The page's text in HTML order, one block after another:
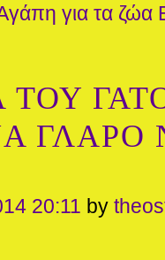
για τα ζώα
ΤΟΥ
ΓΛΑΡΟ
20:11 by